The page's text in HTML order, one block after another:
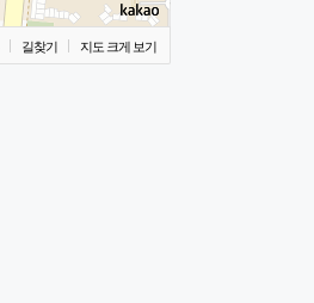
길찾기 지도 크게 보기